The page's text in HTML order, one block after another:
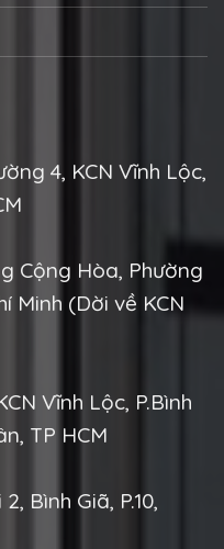
4, KCN Vĩnh Lộc,
Cộng Hòa, Phường
Minh (Dời về KCN
Vĩnh Lộc, P.Bình
TP HCM
Bình Giã, P.10,